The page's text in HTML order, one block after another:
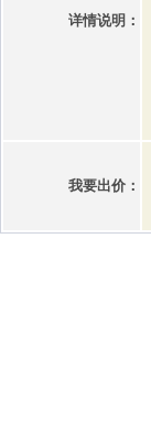
详情说明：
我要出价：